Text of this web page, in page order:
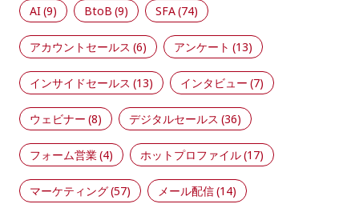
AI(9) BtoB (9) SFA(74)
アカウントセールス (6) アンケート (13)
インサイドセールス (13) インタビュー (7)
ウェビナー (8) デジタルセールス (36)
フォーム営業(4) ホットプロファイル(17)
マーケティング(57) メール配信(14)